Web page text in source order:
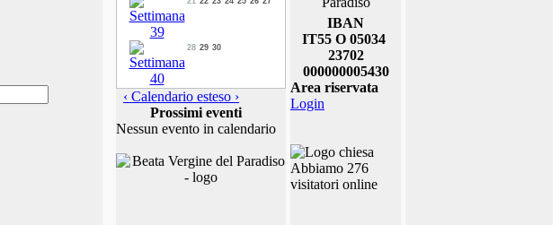
28 29 30
‹ Calendario esteso ›
Prossimi eventi
Nessun evento in calendario
IBAN
IT55 O 05034
23702
000000005430
Area riservata
Login
Abbiamo 276
visitatori online